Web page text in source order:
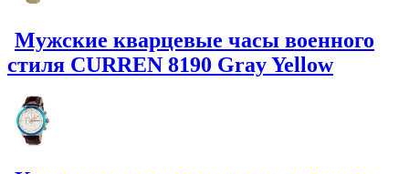
Мужские кварцевые часы военного
стиля CURREN 8190 Gray Yellow